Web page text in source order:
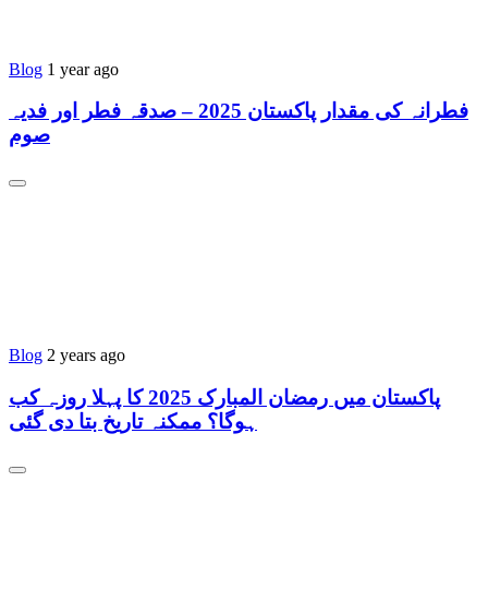
Blog 1 year ago
فطرانہ کی مقدار پاکستان 2025 – صدقہ فطر اور فدیہ
صوم
Blog 2 years ago
پاکستان میں رمضان المبارک 2025 کا پہلا روزہ کب
ہوگا؟ ممکنہ تاریخ بتا دی گئی